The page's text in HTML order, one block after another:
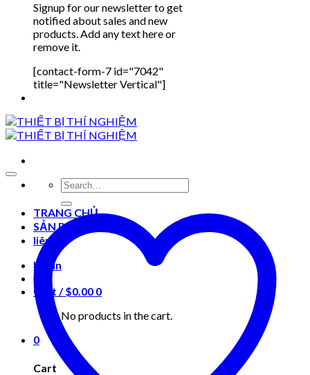
Signup for our newsletter to get
notified about sales and new
products. Add any text here or
remove it.
[contact-form-7 id="7042"
title="Newsletter Vertical"]
Search
for:
TRANG CHỦ
SẢN PHẨM
liên hệ
Login
Cart /$0.00 0
No products in the cart.
0
Cart